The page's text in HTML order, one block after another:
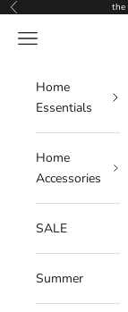
Skip to content
Previous the
Navigation menu
Home
Essentials
Home
Accessories
SALE
Summer